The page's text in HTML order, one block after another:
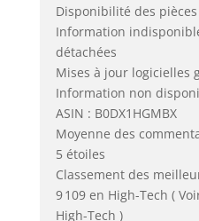
Disponibilité des
Information
détachées
Mises à jour logicielles
Information non
ASIN : B0DX1HGMBX
Moyenne des
5 étoiles
Classement des
9 109 en High-Tech (
High-Tech )